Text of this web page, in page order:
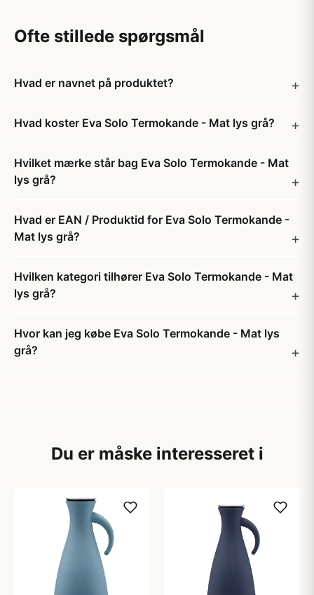
Ofte stillede spørgsmål
Hvad er navnet på produktet?
Hvad koster Eva Solo Termokande - Mat lys grå?
Hvilket mærke står bag Eva Solo Termokande - Mat
lys grå?
Hvad er EAN / Produktid for Eva Solo Termokande -
Mat lys grå?
Hvilken kategori tilhører Eva Solo Termokande - Mat
lys grå?
Hvor kan jeg købe Eva Solo Termokande - Mat lys
grå?
Du er måske interesseret i